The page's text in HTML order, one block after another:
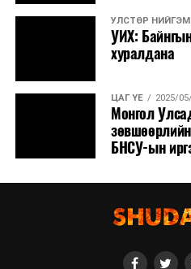
УЛСТӨР НИЙГЭМ
УИХ:
хуралдана
ЦАГ ҮЕ 2025/
Монгол
зөвшөөрлийн
БНСУ-ын